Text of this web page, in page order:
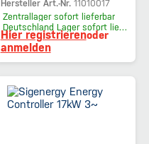
Hersteller Art.-Nr. 11010017
Zentrallager sofort lieferbar
Deutschland Lager sofort lieferbar
Hier registrierenoder
anmelden